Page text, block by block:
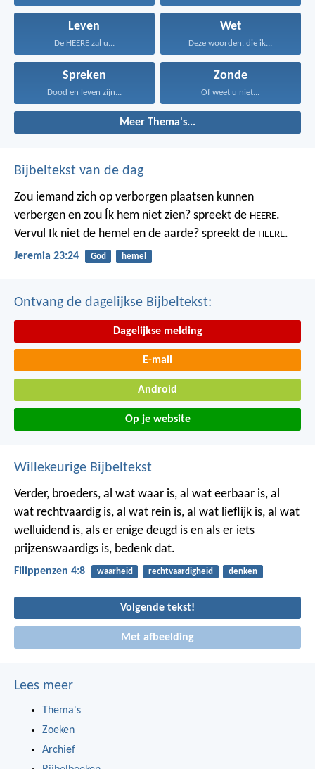
Leven
De HEERE zal u...
Wet
Deze woorden, die ik...
Spreken
Dood en leven zijn...
Zonde
Of weet u niet...
Meer Thema's...
Bijbeltekst van de dag
Zou iemand zich op verborgen plaatsen kunnen
verbergen en zou Ík hem niet zien? spreekt de HEERE.
Vervul Ik niet de hemel en de aarde? spreekt de HEERE.
Jeremia 23:24 God hemel
Ontvang de dagelijkse Bijbeltekst:
Dagelijkse melding
E-mail
Android
Op je website
Willekeurige Bijbeltekst
Verder, broeders, al wat waar is, al wat eerbaar is, al
wat rechtvaardig is, al wat rein is, al wat lieflijk is, al wat
welluidend is, als er enige deugd is en als er iets
prijzenswaardigs is, bedenk dat.
Filippenzen 4:8 waarheid rechtvaardigheid denken
Volgende tekst!
Met afbeelding
Lees meer
Thema's
Zoeken
Archief